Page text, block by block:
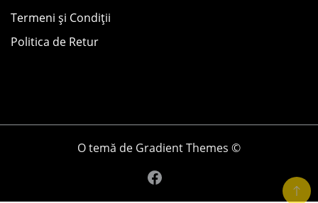
Termeni și Condiții
Politica de Retur
O temă de Gradient Themes ©